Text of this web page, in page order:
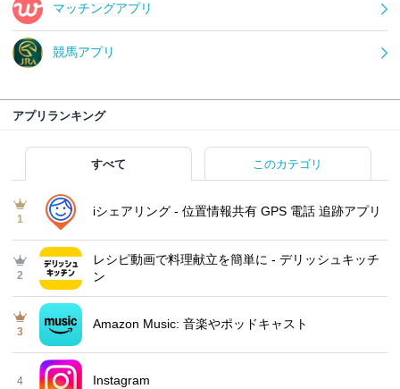
マッチングアプリ
競馬アプリ
アプリランキング
すべて このカテゴリ
1
iシェアリング - 位置情報共有 GPS 電話 追跡アプリ
2
レシピ動画で料理献立を簡単‪に - デリッシュキッチ
ン
3
Amazon Music: 音楽やポッドキャスト
4 Instagram